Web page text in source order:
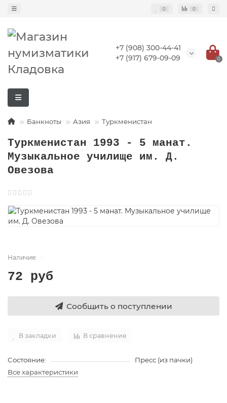
0 0
+7 (908) 300-44-41
+7 (917) 679-09-09
0
Банкноты Азия Туркменистан
Туркменистан 1993 - 5 манат.
Музыкальное училище им. Д.
Овезова
72 руб
Сообщить о поступлении
В закладки В сравнение
Состояние:
Пресс (из пачки)
Все характеристики